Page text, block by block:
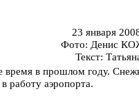
23 января
Фото: Денис
Текст:
время в прошлом году.
работу аэропорта.